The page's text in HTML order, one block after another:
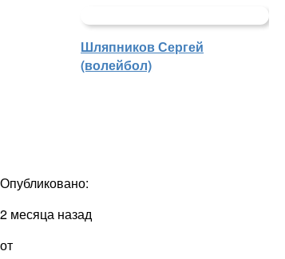
Шляпников Сергей
(волейбол)
Опубликовано:
2 месяца назад
от